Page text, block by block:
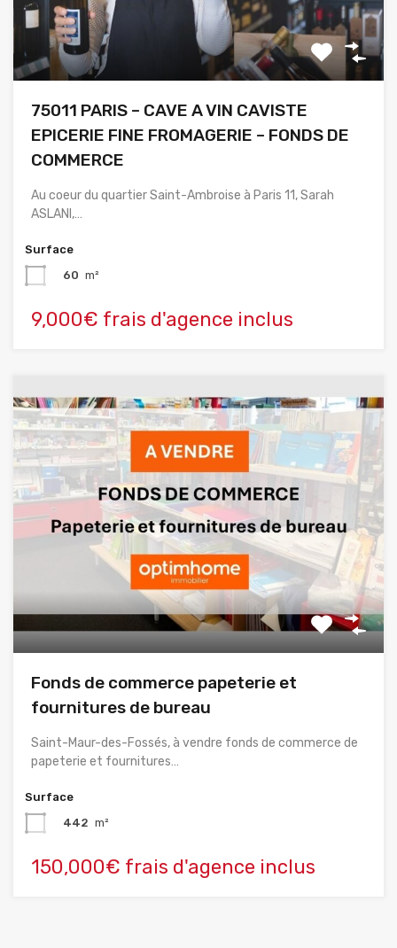
75011 PARIS – CAVE A VIN CAVISTE
EPICERIE FINE FROMAGERIE – FONDS DE
COMMERCE
Au coeur du quartier Saint-Ambroise à Paris 11, Sarah
ASLANI,…
Surface
60 m²
9,000€ frais d'agence inclus
Fonds de commerce papeterie et
fournitures de bureau
Saint-Maur-des-Fossés, à vendre fonds de commerce de
papeterie et fournitures…
Surface
442 m²
150,000€ frais d'agence inclus